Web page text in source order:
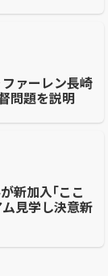
ァーレン長崎
問題を説明
新加入｢ここ
見学し決意新